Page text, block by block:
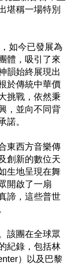
堪稱一場特別
如今已發展為
體，吸引了來
韻始終展現出
於傳統中華價
挑戰，依然秉
，並向不同背
諾。
東西方音樂傳
創新的數位天
生地呈現在舞
開啟了一扇
諦，這些普世
該團在全球眾
紀錄，包括林
）以及巴黎